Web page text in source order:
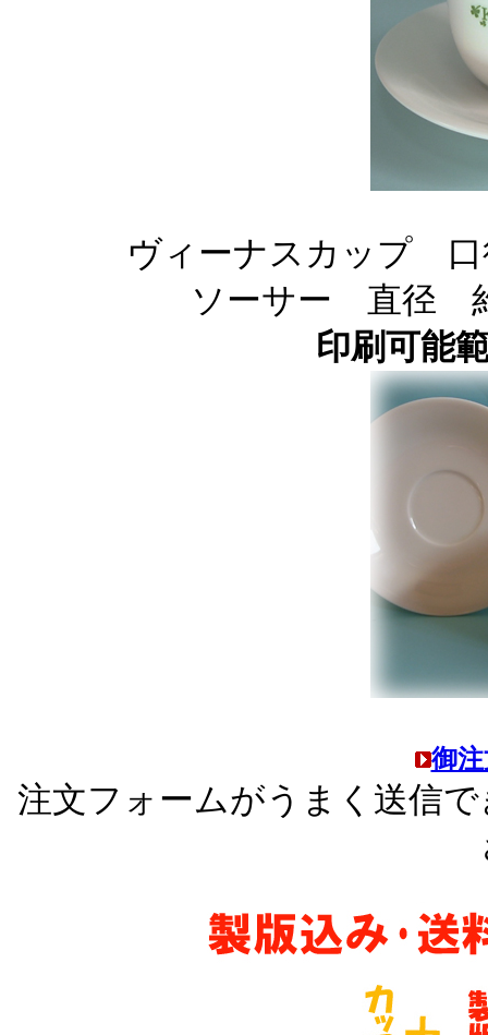
ヴィーナスカップ
ソーサー 直径
印刷可能
御
注文フォームがうまく送信